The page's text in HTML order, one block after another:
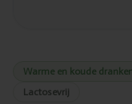
Warme en koude dranken
Lactosevrij